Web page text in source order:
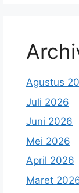
Agustus
Juli 2026
Juni 2026
Mei 2026
April 2026
Maret